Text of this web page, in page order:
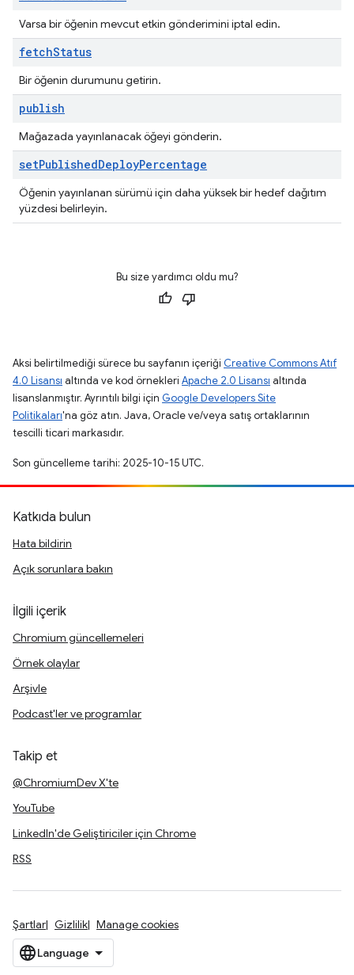
Varsa bir öğenin mevcut etkin gönderimini iptal edin.
fetchStatus
Bir öğenin durumunu getirin.
publish
Mağazada yayınlanacak öğeyi gönderin.
setPublishedDeployPercentage
Öğenin yayınlanan sürümü için daha yüksek bir hedef dağıtım
yüzdesi belirleyin.
Bu size yardımcı oldu mu?
Aksi belirtilmediği sürece bu sayfanın içeriği Creative Commons Atıf
4.0 Lisansı altında ve kod örnekleri Apache 2.0 Lisansı altında
lisanslanmıştır. Ayrıntılı bilgi için Google Developers Site
Politikaları'na göz atın. Java, Oracle ve/veya satış ortaklarının
tescilli ticari markasıdır.
Son güncelleme tarihi: 2025-10-15 UTC.
Katkıda bulun
Hata bildirin
Açık sorunlara bakın
İlgili içerik
Chromium güncellemeleri
Örnek olaylar
Arşivle
Podcast'ler ve programlar
Takip et
@ChromiumDev X'te
YouTube
LinkedIn'de Geliştiriciler için Chrome
RSS
Şartlar Gizlilik Manage cookies